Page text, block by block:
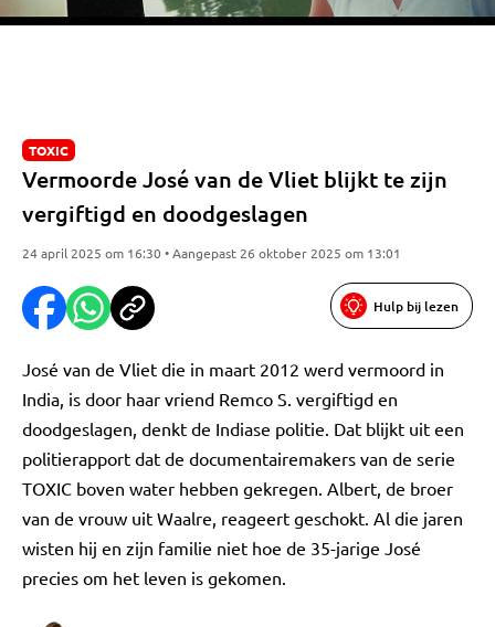
TOXIC
Vermoorde José van de Vliet blijkt te zijn
vergiftigd en doodgeslagen
24 april 2025 om 16:30 • Aangepast 26 oktober 2025 om 13:01
Hulp bij lezen
José van de Vliet die in maart 2012 werd vermoord in
India, is door haar vriend Remco S. vergiftigd en
doodgeslagen, denkt de Indiase politie. Dat blijkt uit een
politierapport dat de documentairemakers van de serie
TOXIC boven water hebben gekregen. Albert, de broer
van de vrouw uit Waalre, reageert geschokt. Al die jaren
wisten hij en zijn familie niet hoe de 35-jarige José
precies om het leven is gekomen.